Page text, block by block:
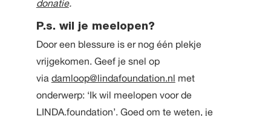
donatie.
P.s. wil je meelopen?
Door een blessure is er nog één plekje
vrijgekomen. Geef je snel op
via damloop@lindafoundation.nl met
onderwerp: ‘Ik wil meelopen voor de
LINDA.foundation’. Goed om te weten, je